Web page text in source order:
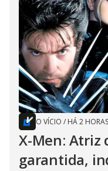
O VÍCIO / HÁ 2 HORAS
X-Men: Atriz
garantida,